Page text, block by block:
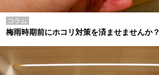
コラム
梅雨時期前にホコリ対策を済ませませんか？